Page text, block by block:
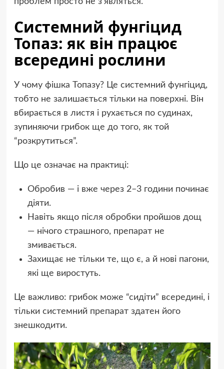
Системний фунгіцид
Топаз: як він працює
всередині рослини
У чому фішка Топазу? Це системний фунгіцид,
тобто не залишається тільки на поверхні. Він
вбирається в листя і рухається по судинах,
зупиняючи грибок ще до того, як той
“розкрутиться”.
Що це означає на практиці:
Обробив — і вже через 2–3 години починає
діяти.
Навіть якщо після обробки пройшов дощ
— нічого страшного, препарат не
змивається.
Захищає не тільки те, що є, а й нові пагони,
які ще виростуть.
Це важливо: грибок може “сидіти” всередині, і
тільки системний препарат здатен його
знешкодити.